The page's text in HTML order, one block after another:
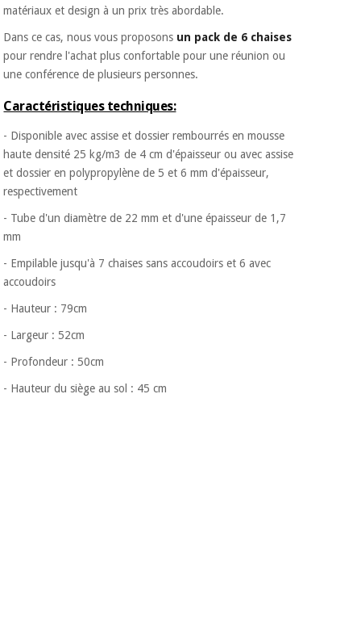
matériaux et design à un prix très abordable.
Dans ce cas, nous vous proposons un pack de 6 chaises
pour rendre l'achat plus confortable pour une réunion ou
une conférence de plusieurs personnes.
Caractéristiques techniques:
- Disponible avec assise et dossier rembourrés en mousse
haute densité 25 kg/m3 de 4 cm d'épaisseur ou avec assise
et dossier en polypropylène de 5 et 6 mm d'épaisseur,
respectivement
- Tube d'un diamètre de 22 mm et d'une épaisseur de 1,7
mm
- Empilable jusqu'à 7 chaises sans accoudoirs et 6 avec
accoudoirs
- Hauteur : 79cm
- Largeur : 52cm
- Profondeur : 50cm
- Hauteur du siège au sol : 45 cm